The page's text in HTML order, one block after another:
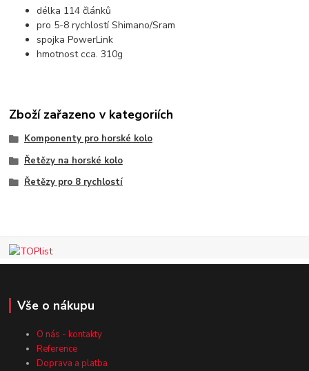
délka 114 článků
pro 5-8 rychlostí Shimano/Sram
spojka PowerLink
hmotnost cca. 310g
Zboží zařazeno v kategoriích
Komponenty pro horské kolo
Řetězy na horské kolo
Řetězy pro 8 rychlostí
Vše o nákupu
O nás - kontakty
Reference
Doprava a platba